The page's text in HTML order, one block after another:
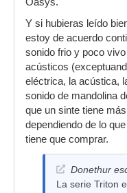
Y si hubieras leído
estoy de acuerdo
sonido frio y poco
acústicos
eléctrica, la acústica,
sonido de mandolina
que un sinte tiene
dependiendo de lo
tiene que comprar.
Donethur
La serie Triton